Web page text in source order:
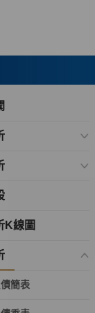
K線圖
簡表